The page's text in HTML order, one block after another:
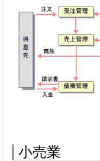
小売業